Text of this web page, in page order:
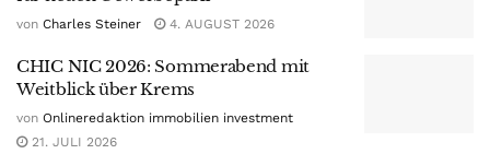
von Charles Steiner 4. AUGUST 2026
CHIC NIC 2026: Sommerabend mit
Weitblick über Krems
von Onlineredaktion immobilien investment
21. JULI 2026